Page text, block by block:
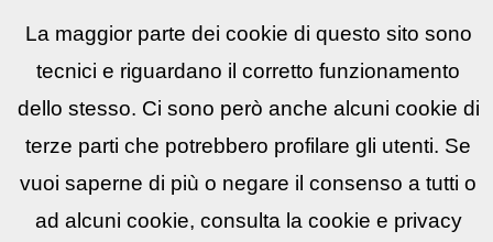
ReflexLIST▼
La maggior parte dei cookie di questo sito sono
tecnici e riguardano il corretto funzionamento
dello stesso. Ci sono però anche alcuni cookie di
terze parti che potrebbero profilare gli utenti. Se
vuoi saperne di più o negare il consenso a tutti o
ad alcuni cookie, consulta la cookie e privacy